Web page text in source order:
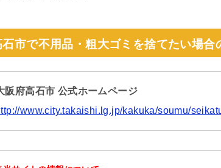
石市で不用品・粗大ゴミを捨てたい場合
阪府高石市 公式ホームページ
www.city.takaishi.lg.jp/kakuka/soumu/